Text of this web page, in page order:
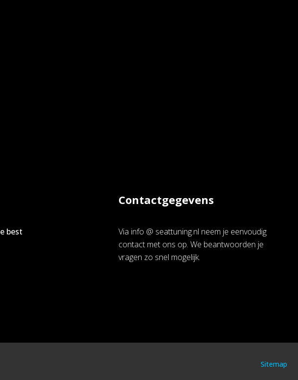
best
Contactgegevens
Via info @ seattuning.nl neem je eenvoudig
contact met ons op. We beantwoorden je
vragen zo snel mogelijk.
Sitemap